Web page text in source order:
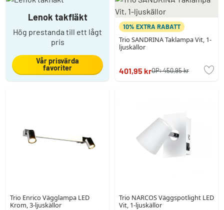
Lenok takfläkt
Hög prestanda till ett lågt
pris
Vår prisvärda
favoriter
10% EXTRA RABATT
Trio SANDRINA Taklampa Vit, 1-
ljuskällor
401,95 krOP:450,95 kr
Trio Enrico Vägglampa LED
Krom, 3-ljuskällor
Trio NARCOS Väggspotlight LED
Vit, 1-ljuskällor